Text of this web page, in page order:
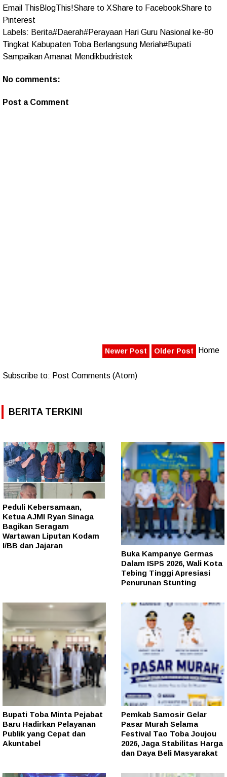
Email This BlogThis!Share to XShare to FacebookShare to
Pinterest
Labels: Berita#Daerah#Perayaan Hari Guru Nasional ke-80
Tingkat Kabupaten Toba Berlangsung Meriah#Bupati
Sampaikan Amanat Mendikbudristek
No comments:
Post a Comment
Newer Post Older Post Home
Subscribe to: Post Comments (Atom)
BERITA TERKINI
Peduli Kebersamaan,
Ketua AJMI Ryan Sinaga
Bagikan Seragam
Wartawan Liputan Kodam
I/BB dan Jajaran
Buka Kampanye Germas
Dalam ISPS 2026, Wali Kota
Tebing Tinggi Apresiasi
Penurunan Stunting
Bupati Toba Minta Pejabat
Baru Hadirkan Pelayanan
Publik yang Cepat dan
Akuntabel
Pemkab Samosir Gelar
Pasar Murah Selama
Festival Tao Toba Joujou
2026, Jaga Stabilitas Harga
dan Daya Beli Masyarakat